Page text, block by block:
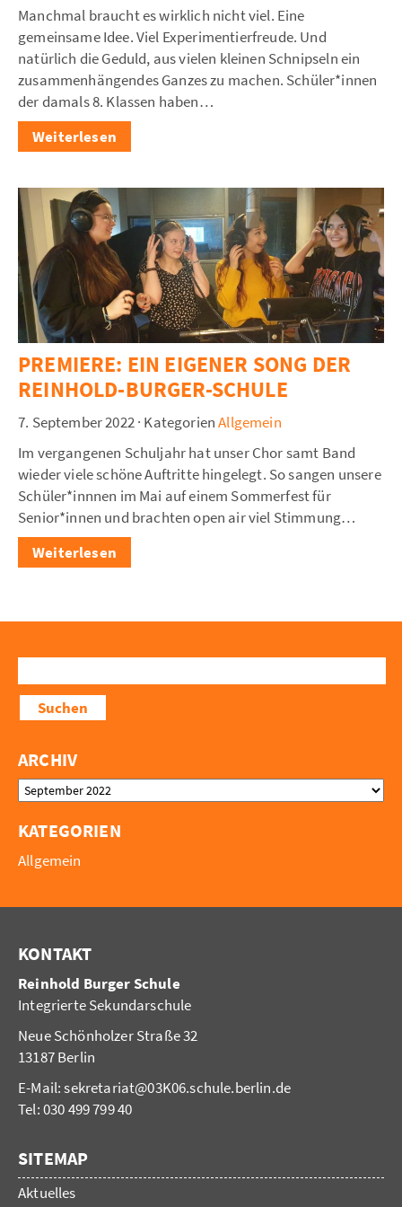
Manchmal braucht es wirklich nicht viel. Eine
gemeinsame Idee. Viel Experimentierfreude. Und
natürlich die Geduld, aus vielen kleinen Schnipseln ein
zusammenhängendes Ganzes zu machen. Schüler*innen
der damals 8. Klassen haben…
Weiterlesen:
Mit
Mitteln
–
Kurzfilme
der
8.
Klassen
PREMIERE: EIN EIGENER SONG DER
REINHOLD-BURGER-SCHULE
7. September 2022· KategorienAllgemein
Im vergangenen Schuljahr hat unser Chor samt Band
wieder viele schöne Auftritte hingelegt. So sangen unsere
Schüler*innnen im Mai auf einem Sommerfest für
Senior*innen und brachten open air viel Stimmung…
Weiterlesen:
Premiere:
eigener
der
Reinhold-
nach:
ARCHIV
Archiv
KATEGORIEN
Allgemein
KONTAKT
Reinhold Burger Schule
Integrierte Sekundarschule
Neue Schönholzer Straße 32
13187 Berlin
E-Mail:sekretariat@03K06.schule.berlin.de
Tel: 030 499 799 40
SITEMAP
Aktuelles